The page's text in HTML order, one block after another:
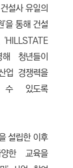
설사 유일의
을 통해 건설
청년들이
업 경쟁력을
있도록
설립한 이후
한 교육을